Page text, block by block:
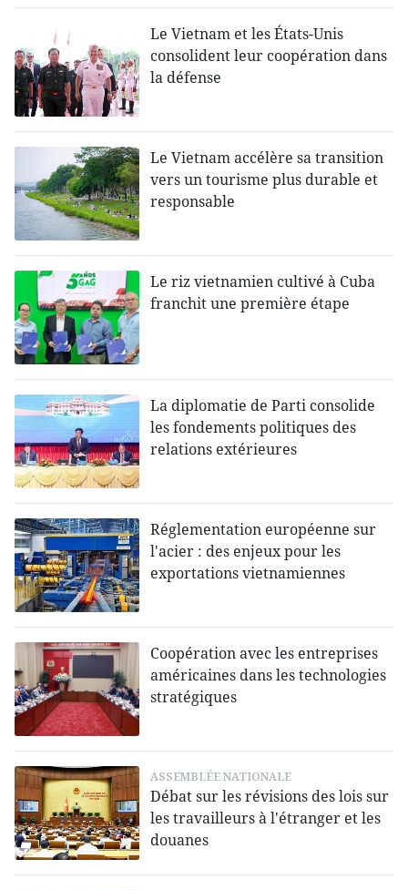
Le Vietnam et les États-Unis
consolident leur coopération dans
la défense
Le Vietnam accélère sa transition
vers un tourisme plus durable et
responsable
Le riz vietnamien cultivé à Cuba
franchit une première étape
La diplomatie de Parti consolide
les fondements politiques des
relations extérieures
Réglementation européenne sur
l'acier : des enjeux pour les
exportations vietnamiennes
Coopération avec les entreprises
américaines dans les technologies
stratégiques
ASSEMBLÉE NATIONALE
Débat sur les révisions des lois sur
les travailleurs à l'étranger et les
douanes